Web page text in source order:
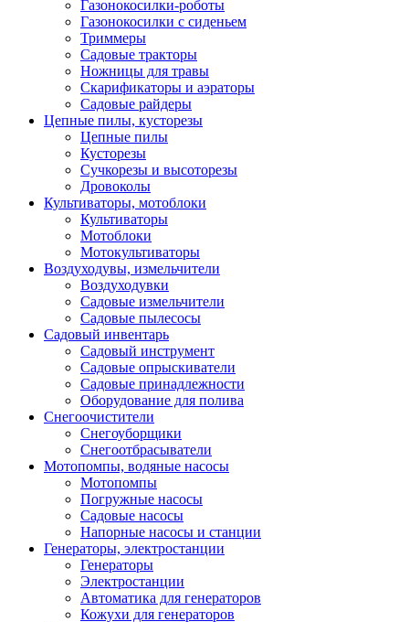
Газонокосилки-роботы
Газонокосилки с сиденьем
Триммеры
Садовые тракторы
Ножницы для травы
Скарификаторы и аэраторы
Садовые райдеры
Цепные пилы, кусторезы
Цепные пилы
Кусторезы
Сучкорезы и высоторезы
Дровоколы
Культиваторы, мотоблоки
Культиваторы
Мотоблоки
Мотокультиваторы
Воздуходувы, измельчители
Воздуходувки
Садовые измельчители
Садовые пылесосы
Садовый инвентарь
Садовый инструмент
Садовые опрыскиватели
Садовые принадлежности
Оборудование для полива
Снегоочистители
Снегоуборщики
Снегоотбрасыватели
Мотопомпы, водяные насосы
Мотопомпы
Погружные насосы
Садовые насосы
Напорные насосы и станции
Генераторы, электростанции
Генераторы
Электростанции
Автоматика для генераторов
Кожухи для генераторов